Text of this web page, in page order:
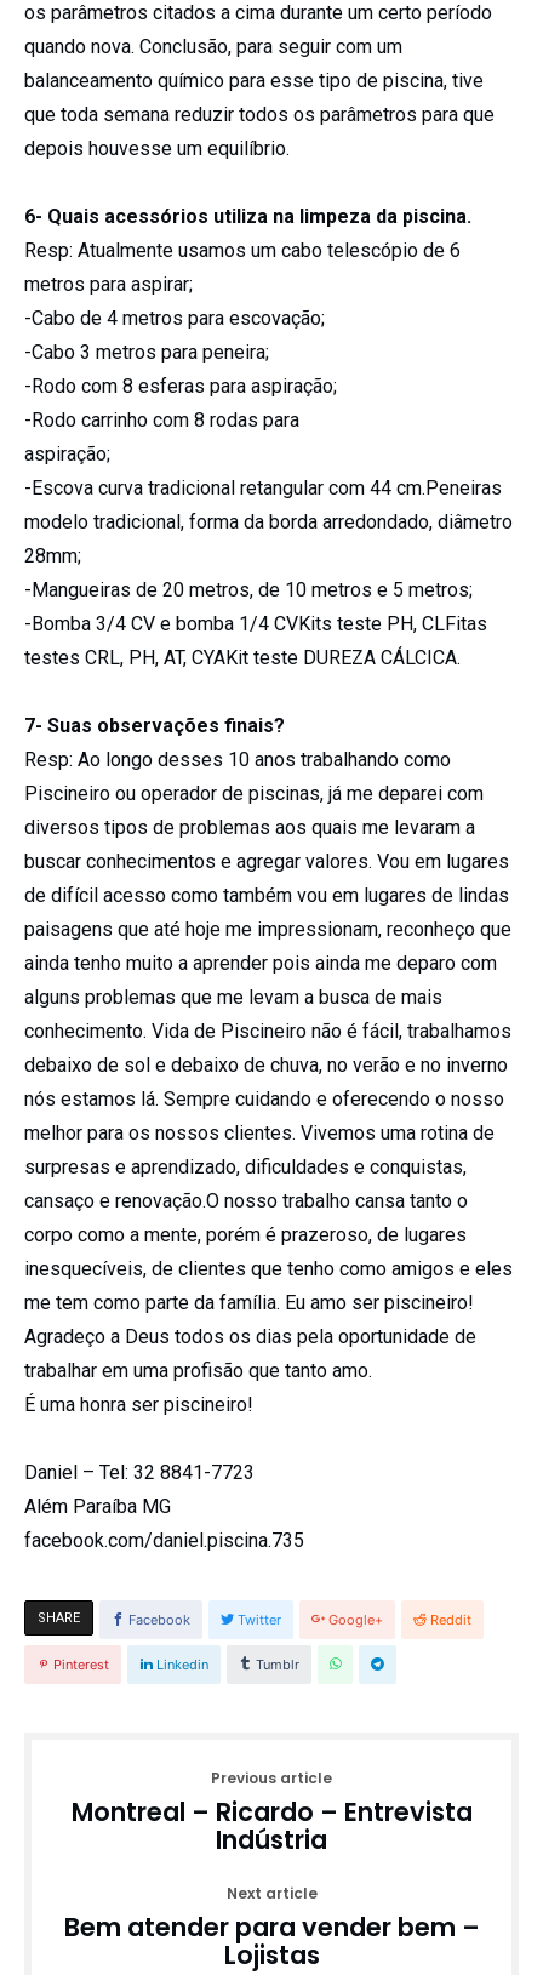
os parâmetros citados a cima durante um certo período
quando nova. Conclusão, para seguir com um
balanceamento químico para esse tipo de piscina, tive
que toda semana reduzir todos os parâmetros para que
depois houvesse um equilíbrio.
6- Quais acessórios utiliza na limpeza da piscina.
Resp: Atualmente usamos um cabo telescópio de 6
metros para aspirar;
-Cabo de 4 metros para escovação;
-Cabo 3 metros para peneira;
-Rodo com 8 esferas para aspiração;
-Rodo carrinho com 8 rodas para
aspiração;
-Escova curva tradicional retangular com 44 cm.Peneiras
modelo tradicional, forma da borda arredondado, diâmetro
28mm;
-Mangueiras de 20 metros, de 10 metros e 5 metros;
-Bomba 3/4 CV e bomba 1/4 CVKits teste PH, CLFitas
testes CRL, PH, AT, CYAKit teste DUREZA CÁLCICA.
7- Suas observações finais?
Resp: Ao longo desses 10 anos trabalhando como
Piscineiro ou operador de piscinas, já me deparei com
diversos tipos de problemas aos quais me levaram a
buscar conhecimentos e agregar valores. Vou em lugares
de difícil acesso como também vou em lugares de lindas
paisagens que até hoje me impressionam, reconheço que
ainda tenho muito a aprender pois ainda me deparo com
alguns problemas que me levam a busca de mais
conhecimento. Vida de Piscineiro não é fácil, trabalhamos
debaixo de sol e debaixo de chuva, no verão e no inverno
nós estamos lá. Sempre cuidando e oferecendo o nosso
melhor para os nossos clientes. Vivemos uma rotina de
surpresas e aprendizado, dificuldades e conquistas,
cansaço e renovação.O nosso trabalho cansa tanto o
corpo como a mente, porém é prazeroso, de lugares
inesquecíveis, de clientes que tenho como amigos e eles
me tem como parte da família. Eu amo ser piscineiro!
Agradeço a Deus todos os dias pela oportunidade de
trabalhar em uma profisão que tanto amo.
É uma honra ser piscineiro!
Daniel – Tel: 32 8841-7723
Além Paraíba MG
facebook.com/daniel.piscina.735
SHARE Facebook Twitter Google+ Reddit
Pinterest Linkedin Tumblr
Previous article
Montreal – Ricardo – Entrevista
Indústria
Next article
Bem atender para vender bem –
Lojistas